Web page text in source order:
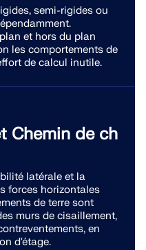
semi-rigides ou
et hors du plan
les comportements de
de calcul inutile.
Chemin de ch
latérale et la
forces horizontales
de terre sont
murs de cisaillement,
en
d'étage.